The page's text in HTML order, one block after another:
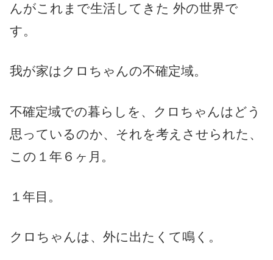
んがこれまで生活してきた 外の世界で
す。
我が家はクロちゃんの不確定域。
不確定域での暮らしを、クロちゃんはどう
思っているのか、それを考えさせられた、
この１年６ヶ月。
１年目。
クロちゃんは、外に出たくて鳴く。